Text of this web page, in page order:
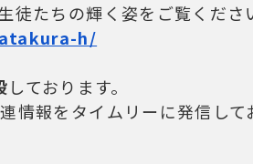
たちの輝く姿をご覧くださ
h/
しております。
報をタイムリーに発信して